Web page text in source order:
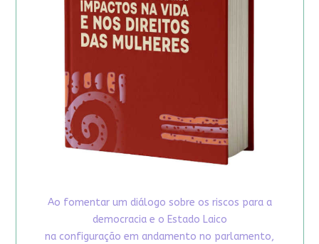
Ao fomentar um diálogo sobre os riscos para a
democracia e o Estado Laico
na configuração em andamento no parlamento,